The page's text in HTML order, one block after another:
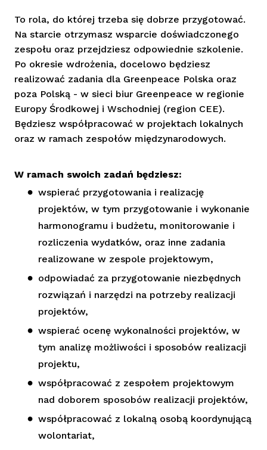
To rola, do której trzeba się dobrze przygotować.
Na starcie otrzymasz wsparcie doświadczonego
zespołu oraz przejdziesz odpowiednie szkolenie.
Po okresie wdrożenia, docelowo będziesz
realizować zadania dla Greenpeace Polska oraz
poza Polską - w sieci biur Greenpeace w regionie
Europy Środkowej i Wschodniej (region CEE).
Będziesz współpracować w projektach lokalnych
oraz w ramach zespołów międzynarodowych.
W ramach swoich zadań będziesz:
wspierać przygotowania i realizację
projektów, w tym przygotowanie i wykonanie
harmonogramu i budżetu, monitorowanie i
rozliczenia wydatków, oraz inne zadania
realizowane w zespole projektowym,
odpowiadać za przygotowanie niezbędnych
rozwiązań i narzędzi na potrzeby realizacji
projektów,
wspierać ocenę wykonalności projektów, w
tym analizę możliwości i sposobów realizacji
projektu,
współpracować z zespołem projektowym
nad doborem sposobów realizacji projektów,
współpracować z lokalną osobą koordynującą
wolontariat,